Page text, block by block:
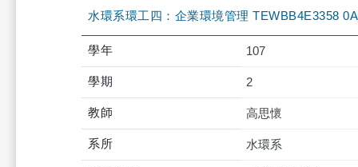
水環系環工四：企業環境管理 TEWBB4E3358 0A
學年 107
學期 2
教師 高思懷
系所 水環系